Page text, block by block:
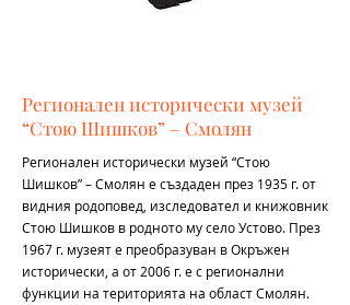
Регионален исторически музей
“Стою Шишков” – Смолян
Регионален исторически музей “Стою
Шишков” – Смолян е създаден през 1935 г. от
видния родоповед, изследовател и книжовник
Стою Шишков в родното му село Устово. През
1967 г. музеят е преобразуван в Окръжен
исторически, а от 2006 г. е с регионални
функции на територията на област Смолян.